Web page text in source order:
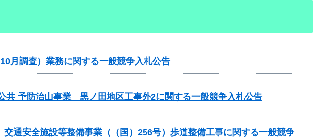
月調査）業務に関する一般競争入札公告
共 予防治山事業 黒ノ田地区工事外2に関する一般競争入札公告
通安全施設等整備事業（（国）256号）歩道整備工事に関する一般競争